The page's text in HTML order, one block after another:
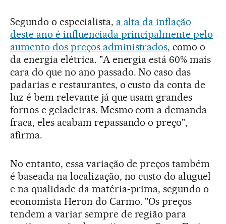
Segundo o especialista, a alta da inflação
deste ano é influenciada principalmente pelo
aumento dos preços administrados, como o
da energia elétrica. "A energia está 60% mais
cara do que no ano passado. No caso das
padarias e restaurantes, o custo da conta de
luz é bem relevante já que usam grandes
fornos e geladeiras. Mesmo com a demanda
fraca, eles acabam repassando o preço",
afirma.
No entanto, essa variação de preços também
é baseada na localização, no custo do aluguel
e na qualidade da matéria-prima, segundo o
economista Heron do Carmo. "Os preços
tendem a variar sempre de região para